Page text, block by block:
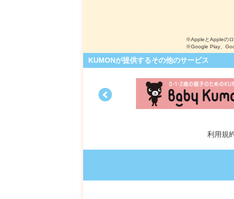
※AppleとAppleのロ
※Google Play、
KUMONが提供するその他のサービス
利用規